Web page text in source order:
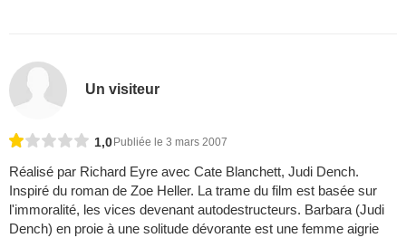
Un visiteur
1,0 Publiée le 3 mars 2007
Réalisé par Richard Eyre avec Cate Blanchett, Judi Dench.
Inspiré du roman de Zoe Heller. La trame du film est basée sur
l'immoralité, les vices devenant autodestructeurs. Barbara (Judi
Dench) en proie à une solitude dévorante est une femme aigrie